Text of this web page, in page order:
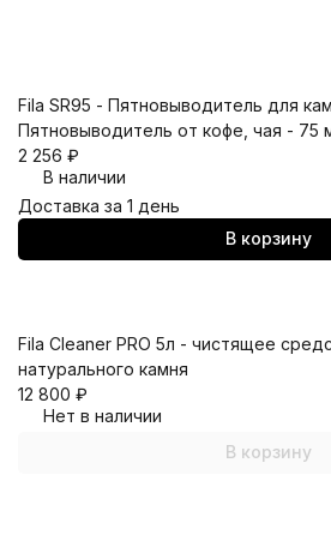
Fila SR95 - Пятновыводитель для
Пятновыводитель от кофе, чая - 75
2 256 ₽
В наличии
Доставка за 1 день
В корзину
Fila Cleaner PRO 5л - чистящее
натурального камня
12 800 ₽
Нет в наличии
В корзину